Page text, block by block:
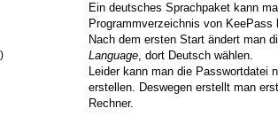
Ein deutsches Sprachpaket kann
Programmverzeichnis von KeePass
Nach dem ersten Start ändert man
Language, dort Deutsch wählen.
Leider kann man die Passwortdatei
erstellen. Deswegen erstellt man
Rechner.